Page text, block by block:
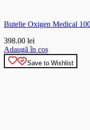
Butelie Oxigen Medical
398.00 lei
Adaugă în coș
Save to Wishlist